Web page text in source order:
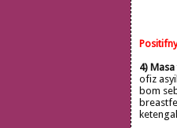
4)
ofiz
bom